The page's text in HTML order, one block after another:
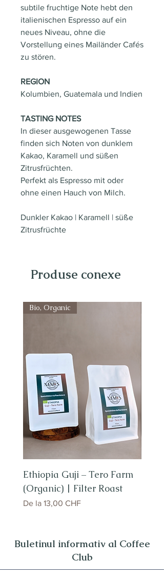
subtile fruchtige Note hebt den
italienischen Espresso auf ein
neues Niveau, ohne die
Vorstellung eines Mailänder Cafés
zu stören.
REGION
Kolumbien, Guatemala und Indien
TASTING NOTES
In dieser ausgewogenen Tasse
finden sich Noten von dunklem
Kakao, Karamell und süßen
Zitrusfrüchten.
Perfekt als Espresso mit oder
ohne einen Hauch von Milch.
Dunkler Kakao | Karamell | süße
Zitrusfrüchte
Produse conexe
Bio, Organic
Ethiopia Guji – Tero Farm
(Organic) | Filter Roast
De la 13,00 CHF
Preț redus
Buletinul informativ al Coffee
Club